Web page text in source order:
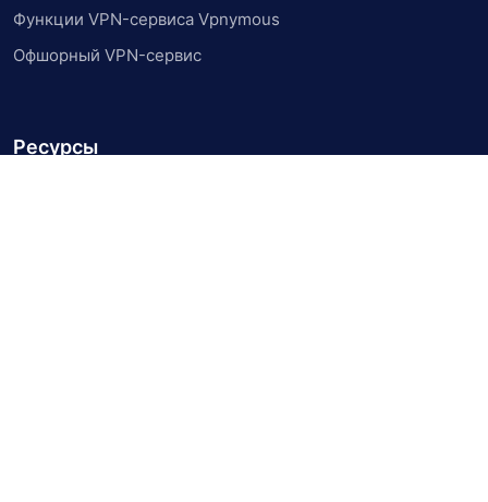
Функции VPN-сервиса Vpnymous
Офшорный VPN-сервис
Ресурсы